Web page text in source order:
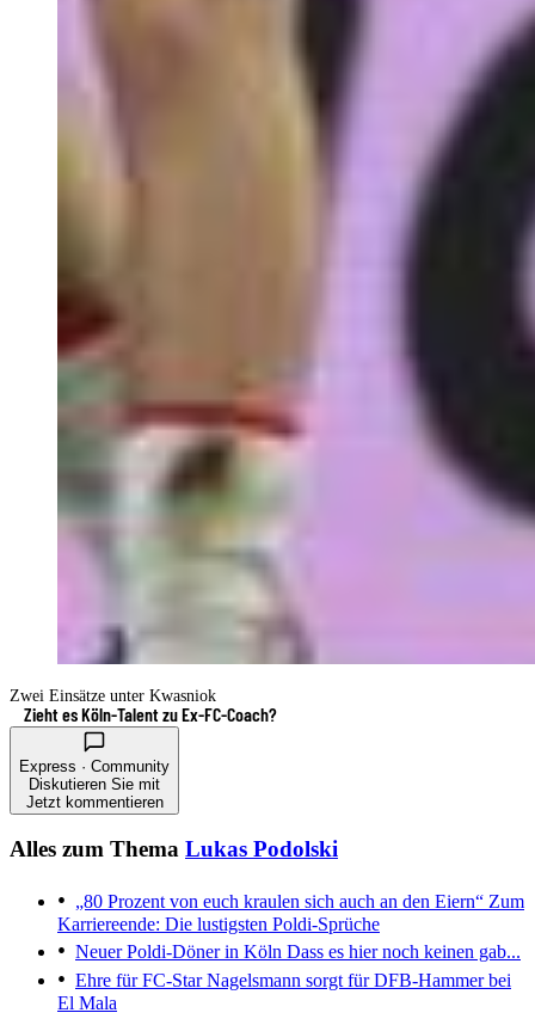
Zwei Einsätze unter Kwasniok
Zieht es Köln-Talent zu Ex-FC-Coach?
Express · Community
Diskutieren Sie mit
Jetzt kommentieren
Alles zum Thema Lukas Podolski
„80 Prozent von euch kraulen sich auch an den Eiern“ Zum
Karriereende: Die lustigsten Poldi-Sprüche
Neuer Poldi-Döner in Köln Dass es hier noch keinen gab...
Ehre für FC-StarNagelsmann sorgt für DFB-Hammer bei
El Mala